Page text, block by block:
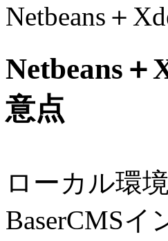
Netbeans＋
Netbeans
意点
ローカル環
BaserCMS